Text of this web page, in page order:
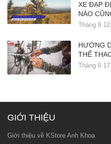
XE ĐẠP
NÀO
Tháng 8
HƯỚNG
THỂ
Tháng 6
GIỚI THIỆU
Giới thiệu về KStore Anh Khoa